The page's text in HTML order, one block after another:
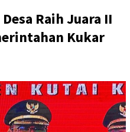
Raih Juara II
Kukar